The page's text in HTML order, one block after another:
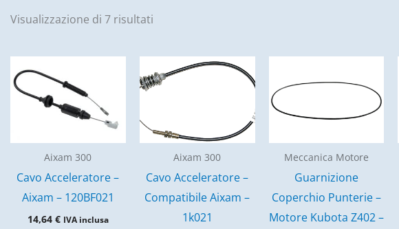
Visualizzazione di 7 risultati
Aixam 300
Cavo Acceleratore –
Aixam – 120BF021
14,64 € IVA inclusa
Aixam 300
Cavo Acceleratore –
Compatibile Aixam –
1k021
Meccanica Motore
Guarnizione
Coperchio Punterie –
Motore Kubota Z402 –